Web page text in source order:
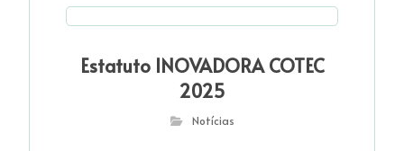
Estatuto INOVADORA COTEC
2025
Notícias